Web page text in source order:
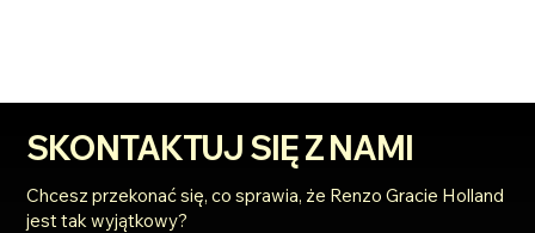
SKONTAKTUJ SIĘ Z NAMI
Chcesz przekonać się, co sprawia, że Renzo Gracie Holland
jest tak wyjątkowy?